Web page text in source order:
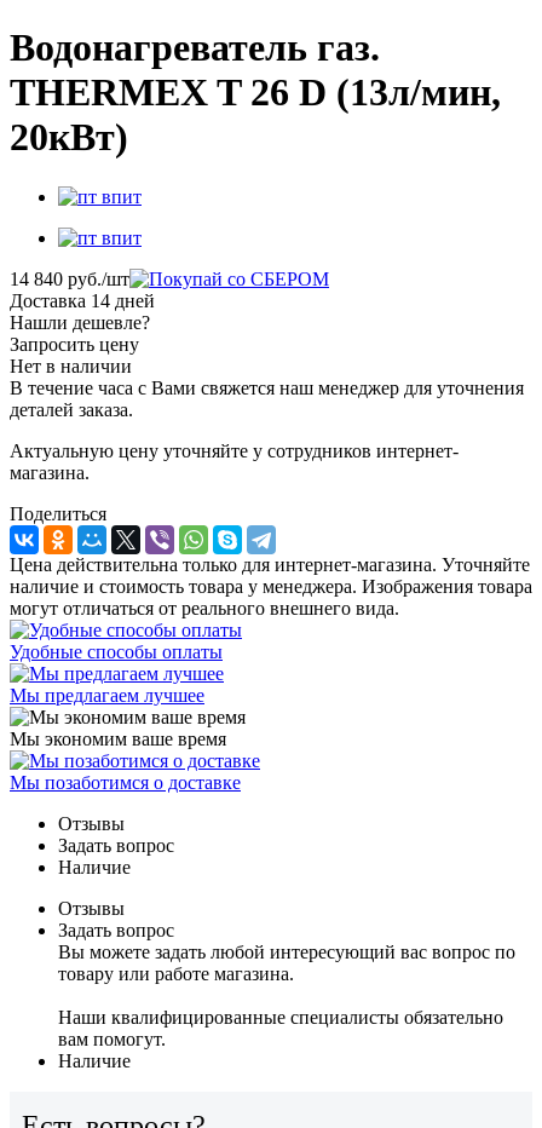
Водонагреватель газ.
THERMEX T 26 D (13л/мин,
20кВт)
14 840 руб./шт
Доставка 14 дней
Нашли дешевле?
Запросить цену
Нет в наличии
В течение часа с Вами свяжется наш менеджер для уточнения
деталей заказа.
Актуальную цену уточняйте у сотрудников интернет-
магазина.
Поделиться
Цена действительна только для интернет-магазина. Уточняйте
наличие и стоимость товара у менеджера. Изображения товара
могут отличаться от реального внешнего вида.
Удобные способы оплаты
Мы предлагаем лучшее
Мы экономим ваше время
Мы позаботимся о доставке
Отзывы
Задать вопрос
Наличие
Отзывы
Задать вопрос
Вы можете задать любой интересующий вас вопрос по
товару или работе магазина.
Наши квалифицированные специалисты обязательно
вам помогут.
Наличие